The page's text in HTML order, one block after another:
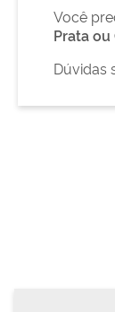
Você
Prata ou
Dúvidas